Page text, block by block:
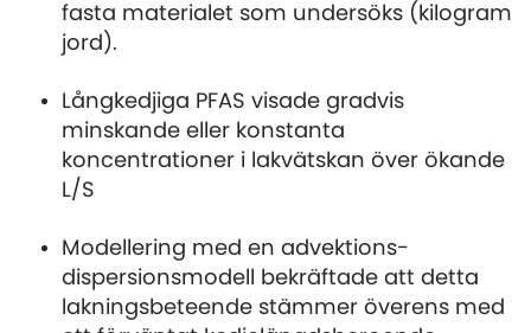
fasta materialet som undersöks (kilogram
jord).
Långkedjiga PFAS visade gradvis
minskande eller konstanta
koncentrationer i lakvätskan över ökande
L/S
Modellering med en advektions-
dispersionsmodell bekräftade att detta
lakningsbeteende stämmer överens med